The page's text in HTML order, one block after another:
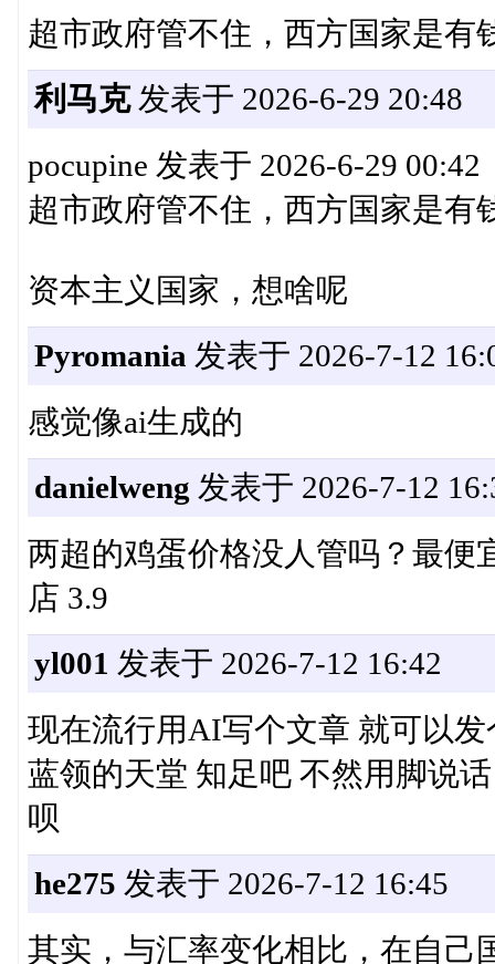
超市政府管不住，西方国家是有
利马克发表于 2026-6-29 20:48
pocupine 发表于 2026-6-29 00:42
超市政府管不住，西方国家是有
资本主义国家，想啥呢
Pyromania 发表于 2026-7-12
感觉像ai生成的
danielweng 发表于 2026-7-12
两超的鸡蛋价格没人管吗？最便
店 3.9
yl001 发表于 2026-7-12 16:42
现在流行用AI写个文章 就可以
蓝领的天堂 知足吧 不然用脚说
呗
he275 发表于 2026-7-12 16:45
其实，与汇率变化相比，在自己